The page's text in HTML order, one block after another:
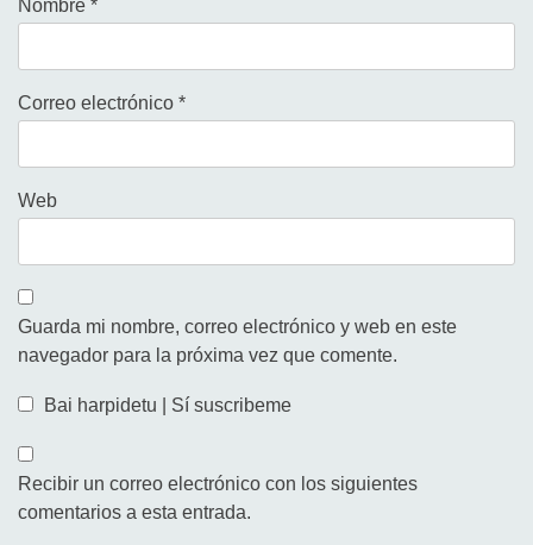
Nombre *
Correo electrónico *
Web
Guarda mi nombre, correo electrónico y web en este
navegador para la próxima vez que comente.
Bai harpidetu | Sí suscribeme
Recibir un correo electrónico con los siguientes
comentarios a esta entrada.